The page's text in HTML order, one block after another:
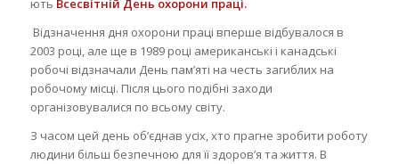
ють Всесвітній День охорони праці.
Відзначення дня охорони праці вперше відбувалося в
2003 році, але ще в 1989 році американські і канадські
робочі відзначали День пам’яті на честь загиблих на
робочому місці. Після цього подібні заходи
організовувалися по всьому світу.
З часом цей день об’єднав усіх, хто прагне зробити роботу
людини більш безпечною для її здоров’я та життя. В